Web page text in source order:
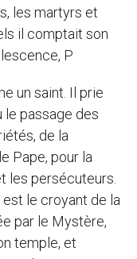
les martyrs et
il comptait son
P
un saint. Il prie
le passage des
de la
Pape, pour la
les persécuteurs.
le croyant de la
par le Mystère,
temple, et